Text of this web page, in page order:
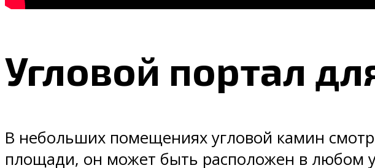
Угловой портал
В небольших помещениях угловой камин
площади, он может быть расположен в любом